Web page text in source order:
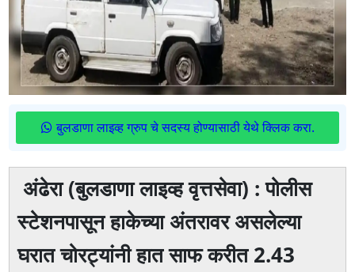
बुलडाणा लाइव्ह ग्रुप चे सदस्य होण्यासाठी येथे क्लिक करा.
अंढेरा (बुलडाणा लाइव्ह वृत्तसेवा) : पोलीस
स्टेशनपासून हाकेच्या अंतरावर असलेल्या
घरात चोरट्यांनी हात साफ करीत 2.43